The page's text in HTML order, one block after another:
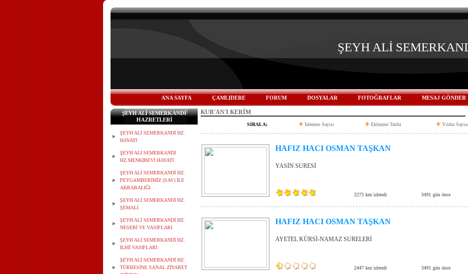
ŞEYH ALİ
ANA SAYFA ÇAMLIDERE FORUM DOSYALAR FOTOĞRAFLAR MESAJ GÖNDER
ŞEYH ALİ SEMERKANDİ
HAZRETLERİ
ŞEYH ALİ SEMERKANDİ HZ.
HAYATI
ŞEYH ALİ SEMERKANDİ
HZ.MENKIBEVİ HAYATI
ŞEYH ALİ SEMERKANDİ HZ.
PEYGAMBERİMİZ (SAV) İLE
AKRABALIĞI
ŞEYH ALİ SEMERKANDİ HZ.
ŞEMALİ
ŞEYH ALİ SEMERKANDİ HZ.
NESEBİ VE VASIFLARI
ŞEYH ALİ SEMERKANDİ HZ.
İLMİ VASIFLARI
ŞEYH ALİ SEMERKANDİ HZ.
TÜRBESİNE SANAL ZİYARET
KUR'AN'I KERİM
SIRALA: İzlenme Sayısı Eklenme Tarihi Yıldız Sayısı
HAFIZ HACI OSMAN TAŞKAN
YASİN SURESİ
2275 kez izlendi 3491 gün önce
HAFIZ HACI OSMAN TAŞKAN
AYETEL KÜRSİ-NAMAZ SURELERİ
2447 kez izlendi 3491 gün önce